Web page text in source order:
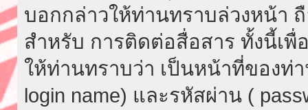
บอกกล่าวให้ท่านทราบล่วงหน้า
สำหรับ การติดต่อสื่อสาร ทั้งนี้เพื่
ให้ท่านทราบว่า เป็นหน้าที่ของท่
login name) และรหัสผ่าน (